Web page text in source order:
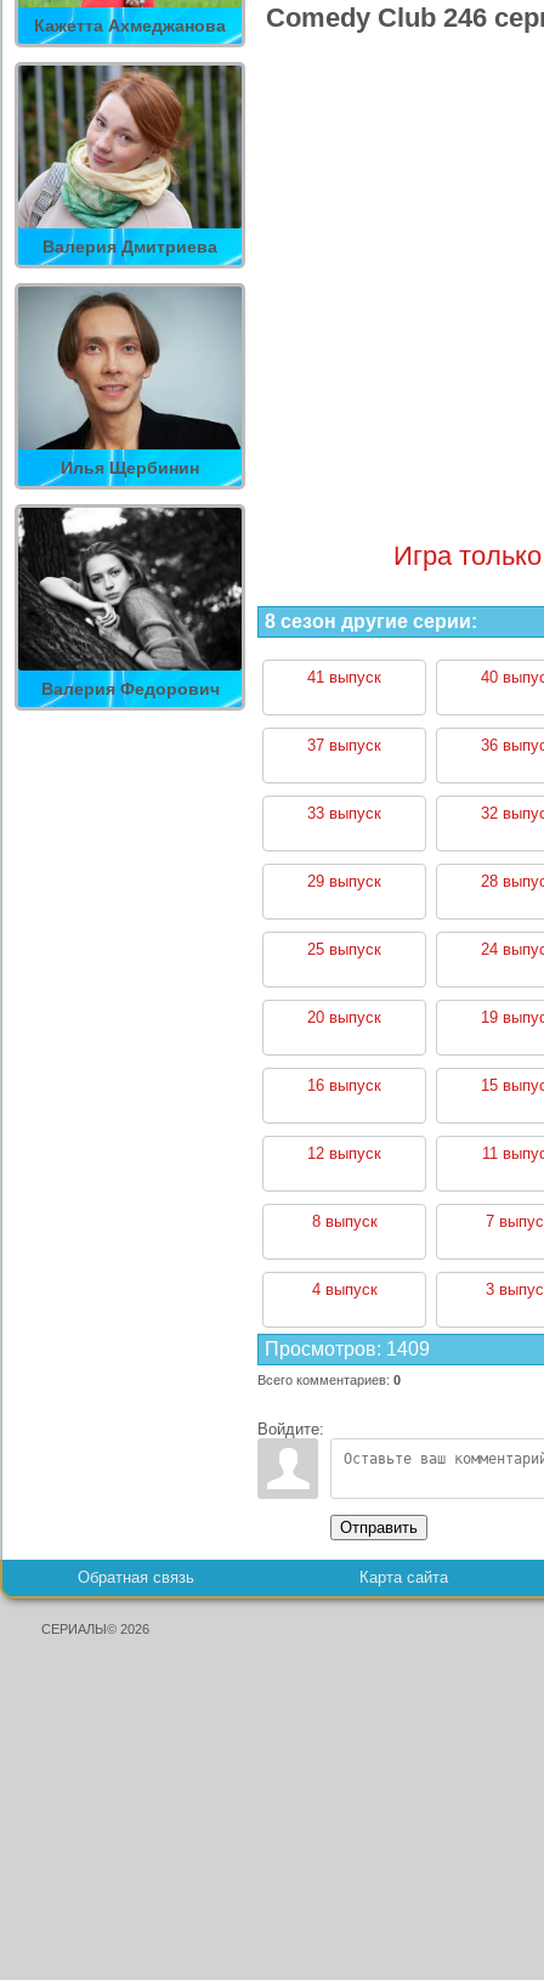
Кажетта Ахмеджанова
Валерия Дмитриева
Илья Щербинин
Валерия Федорович
Comedy Club 246
Игра
8 сезон другие серии:
41 выпуск 40
37 выпуск 36
33 выпуск 32
29 выпуск 28
25 выпуск 24
20 выпуск 19
16 выпуск 15
12 выпуск 11
8 выпуск 7
4 выпуск 3
Просмотров: 1409
Всего комментариев: 0
Войдите:
Отправить
Обратная связь Карта сайта
СЕРИАЛЫ© 2026